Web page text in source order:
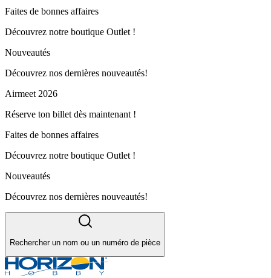
Faites de bonnes affaires
Découvrez notre boutique Outlet !
Nouveautés
Découvrez nos dernières nouveautés!
Airmeet 2026
Réserve ton billet dès maintenant !
Faites de bonnes affaires
Découvrez notre boutique Outlet !
Nouveautés
Découvrez nos dernières nouveautés!
Rechercher un nom ou un numéro de pièce